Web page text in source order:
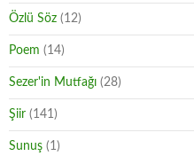
Özlü Söz (12)
Poem (14)
Sezer'in Mutfağı (28)
Şiir (141)
Sunuş (1)